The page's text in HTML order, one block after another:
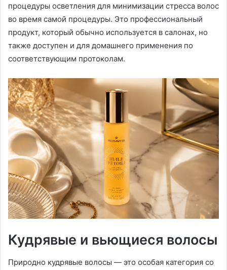
процедуры осветления для минимизации стресса волос
во время самой процедуры. Это профессиональный
продукт, который обычно используется в салонах, но
также доступен и для домашнего применения по
соответствующим протоколам.
Кудрявые и вьющиеся волосы
Природно кудрявые волосы — это особая категория со